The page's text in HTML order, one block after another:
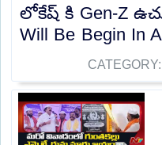
లోకేష్ కి Gen-Z
Will Be Begin In
CATEGORY: